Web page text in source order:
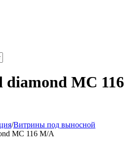
diamond MC 116
/Витрины под выносной
MC 116 M/A